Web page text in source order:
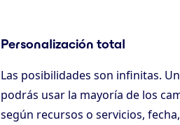
Personalización total
Las posibilidades son infinitas.
podrás usar la mayoría de los
según recursos o servicios,